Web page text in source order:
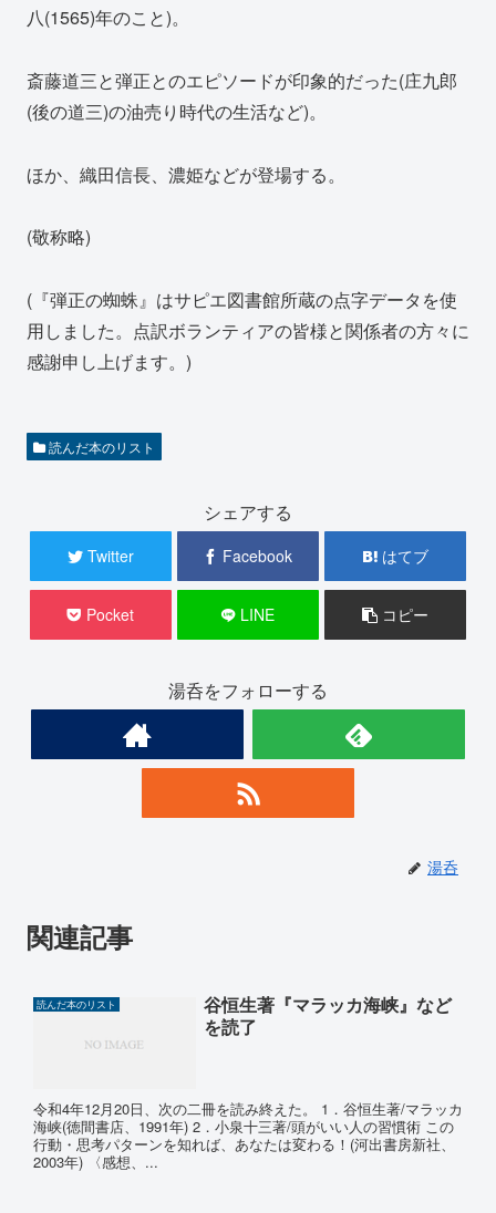
八(1565)年のこと)。
斎藤道三と弾正とのエピソードが印象的だった(庄九郎
(後の道三)の油売り時代の生活など)。
ほか、織田信長、濃姫などが登場する。
(敬称略)
(『弾正の蜘蛛』はサピエ図書館所蔵の点字データを使
用しました。点訳ボランティアの皆様と関係者の方々に
感謝申し上げます。)
読んだ本のリスト
シェアする
Twitter Facebook はてブ
Pocket LINE コピー
湯呑をフォローする
湯呑
関連記事
読んだ本のリスト
谷恒生著『マラッカ海峡』など
を読了
令和4年12月20日、次の二冊を読み終えた。 1．谷恒生著/マラッカ
海峡(徳間書店、1991年) 2．小泉十三著/頭がいい人の習慣術 この
行動・思考パターンを知れば、あなたは変わる！(河出書房新社、
2003年) 〈感想、...